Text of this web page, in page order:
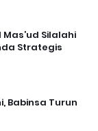
Silalahi
Strategis
Babinsa Turun